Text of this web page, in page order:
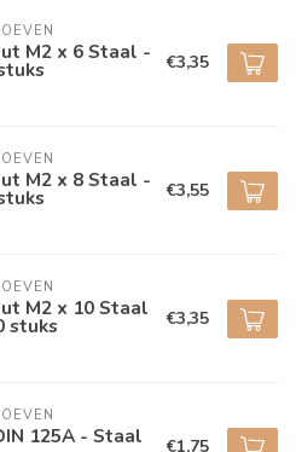
M2 x 6 Staal - €3,35
M2 x 8 Staal - €3,55
M2 x 10 Staal
stuks €3,35
125A - Staal €1,75